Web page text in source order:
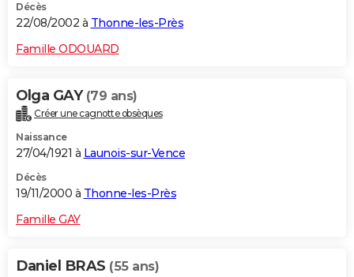
Décès
22/08/2002 à Thonne-les-Près
Famille ODOUARD
Olga GAY (79 ans)
Créer une cagnotte obsèques
Naissance
27/04/1921 à Launois-sur-Vence
Décès
19/11/2000 à Thonne-les-Près
Famille GAY
Daniel BRAS (55 ans)